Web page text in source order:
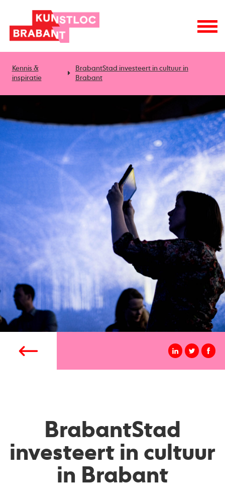
Kennis &
inspiratie
BrabantStad investeert in cultuur in
Brabant
BrabantStad
investeert in cultuur
in Brabant